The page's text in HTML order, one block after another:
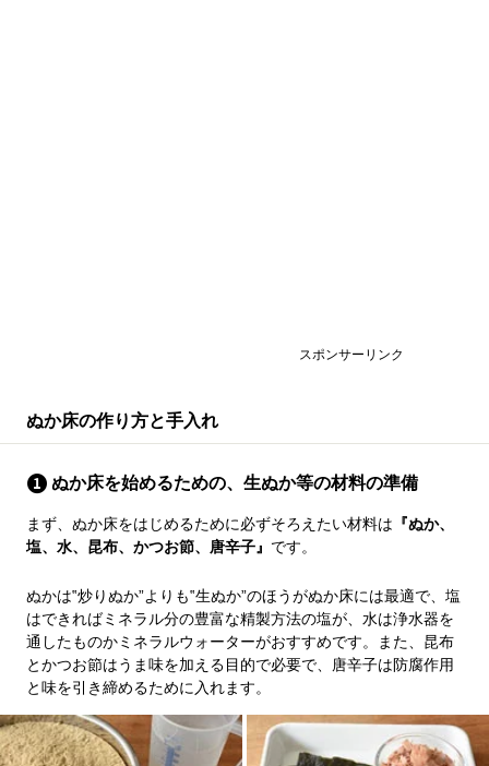
スポンサーリンク
ぬか床の作り方と手入れ
ぬか床を始めるための、生ぬか等の材料の準備
まず、ぬか床をはじめるために必ずそろえたい材料は 『ぬか、
塩、水、昆布、かつお節、唐辛子』 です。
ぬかは‟炒りぬか”よりも‟生ぬか”のほうがぬか床には最適で、塩
はできればミネラル分の豊富な精製方法の塩が、水は浄水器を
通したものかミネラルウォーターがおすすめです。また、昆布
とかつお節はうま味を加える目的で必要で、唐辛子は防腐作用
と味を引き締めるために入れます。